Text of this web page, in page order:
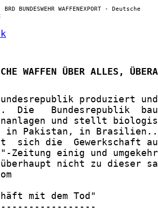
BUNDESWEHR WAFFENEXPORT - Deutsche
WAFFEN ÜBER ALLES,
produziert
Die   Bundesrepublik
und stellt
in Pakistan, in
sich die  Gewerkschaft
Zeitung einig und
nicht zu dieser
mit dem Tod"